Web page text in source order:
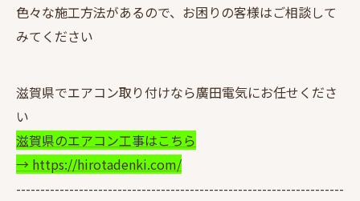
色々な施工方法があるので、お困りの客様はご相談して
みてください
滋賀県でエアコン取り付けなら廣田電気にお任せくださ
い
滋賀県のエアコン工事はこちら
→ https://hirotadenki.com/
--------------------------------------------------------------------